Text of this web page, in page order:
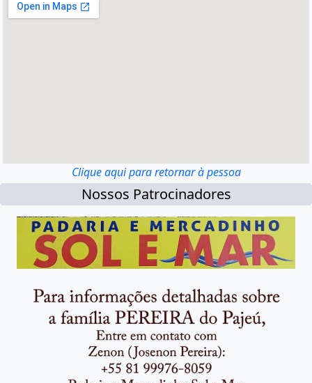
Clique aqui para retornar à pessoa
Nossos Patrocinadores